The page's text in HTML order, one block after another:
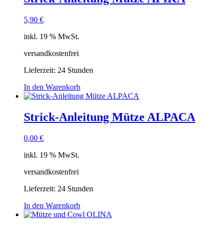
5,90 €
inkl. 19 % MwSt.
versandkostenfrei
Lieferzeit: 24 Stunden
In den Warenkorb
Strick-Anleitung Mütze ALPACA
0,00 €
inkl. 19 % MwSt.
versandkostenfrei
Lieferzeit: 24 Stunden
In den Warenkorb